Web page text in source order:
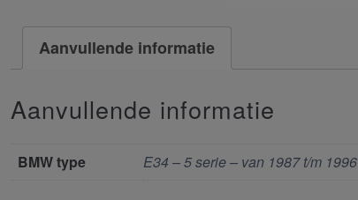
Aanvullende informatie
Aanvullende informatie
BMW type E34 – 5 serie – van 1987 t/m 1996